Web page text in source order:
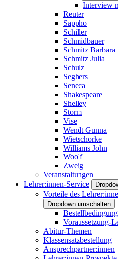
Interview
Reuter
Sappho
Schiller
Schmidbauer
Schmitz Barbara
Schmitz Julia
Schulz
Seghers
Seneca
Shakespeare
Shelley
Storm
Vise
Wendt Gunna
Wietschorke
Williams John
Woolf
Zweig
Veranstaltungen
Lehrer:innen-Service
Vorteile des
Dropdown umschalten
Voraussetzung-
Abitur-Themen
Klassensatzbestellung
Ansprechpartner:innen